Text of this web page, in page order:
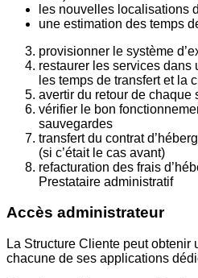
les nouvelles localisations
une estimation des temps
provisionner le système
restaurer les services dans
les temps de transfert et la
avertir du retour de chaque
vérifier le bon
sauvegardes
transfert du contrat
(si c’était le cas avant)
refacturation des frais
Prestataire administratif
Accès administrateur
La Structure Cliente peut obtenir
chacune de ses applications